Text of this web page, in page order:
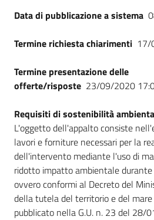
Data di pubblicazione a sistema
Termine richiesta chiarimenti 17/
Termine presentazione delle
offerte/risposte 23/09/2020
Requisiti di sostenibilità
L'oggetto dell'appalto consiste
lavori e forniture necessari per la
dell'intervento mediante l'uso di
ridotto impatto ambientale
ovvero conformi al Decreto del
della tutela del territorio e del
pubblicato nella G.U. n. 23 del 28/